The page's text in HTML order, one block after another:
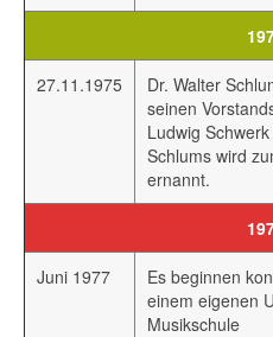
27.11.1975
Dr. Walter
seinen
Ludwig
Schlums wird
ernannt.
Juni 1977
Es beginnen
einem eigenen
Musikschule